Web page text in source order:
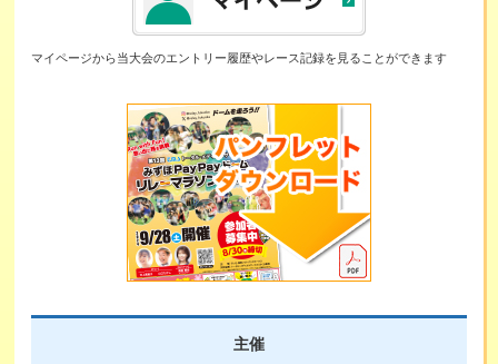
マイページから当大会のエントリー履歴やレース記録を見ることができます
主催